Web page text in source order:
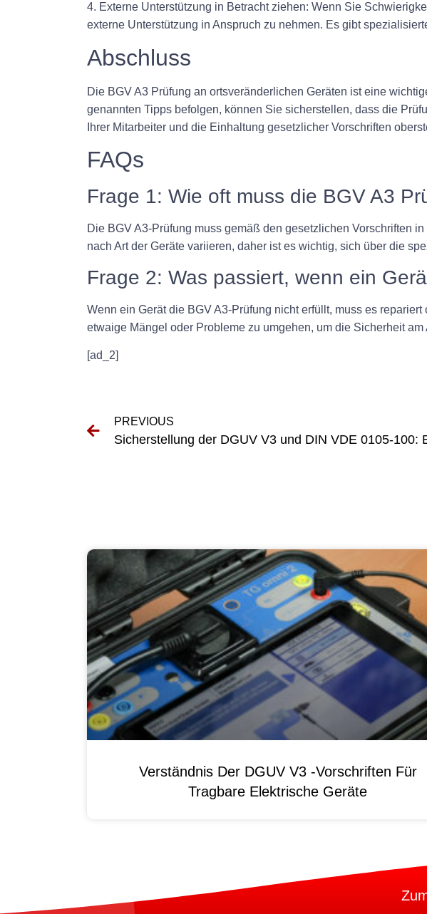
4. Externe Unterstützung in Betracht ziehen: Wenn Sie
externe Unterstützung in Anspruch zu nehmen. Es gibt
Abschluss
Die BGV A3 Prüfung an ortsveränderlichen Geräten ist eine
genannten Tipps befolgen, können Sie sicherstellen, dass die
Ihrer Mitarbeiter und die Einhaltung gesetzlicher Vorschriften
FAQs
Frage 1: Wie oft muss die BGV A3
Die BGV A3-Prüfung muss gemäß den gesetzlichen Vorschriften
nach Art der Geräte variieren, daher ist es wichtig, sich über die
Frage 2: Was passiert, wenn ein
Wenn ein Gerät die BGV A3-Prüfung nicht erfüllt, muss es
etwaige Mängel oder Probleme zu umgehen, um die Sicherheit
[ad_2]
PREVIOUS
Verständnis Der DGUV V3 -Vorschriften Für
Tragbare Elektrische Geräte